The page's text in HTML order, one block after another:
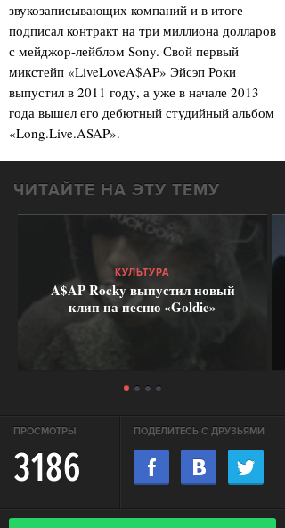
звукозаписывающих компаний и в итоге
подписал контракт на три миллиона долларов
с мейджор-лейблом Sony. Свой первый
микстейп «LiveLoveA$AP» Эйсэп Роки
выпустил в 2011 году, а уже в начале 2013
года вышел его дебютный студийный альбом
«Long.Live.ASAP».
ЧИТАЙТЕ НА ЭТУ ТЕМУ
КУЛЬТУРА
A$AP Rocky выпустил новый
клип на песню «Goldie»
ПРОСМОТРЫ
3186
ПОДЕЛИТЕСЬ С ДРУЗЬЯМИ